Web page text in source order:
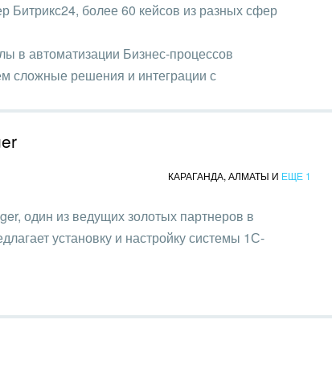
Логистика
Мебель, лес, деревообработка
Медицина и фармацевтика
стиль
Нефть, газ
Оборудование, техника
Ритуальные услуги
Битрикс24, более 60 кейсов из разных сфер
в автоматизации Бизнес-процессов
сложные решения и интеграции с
КАРАГАНДА, АЛМАТЫ И ЕЩЕ 1
один из ведущих золотых партнеров в
установку и настройку системы 1С-